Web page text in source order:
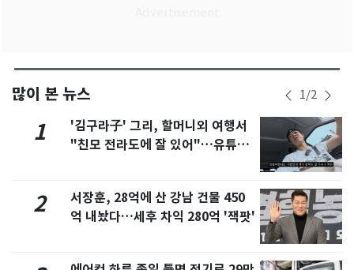
많이 본 뉴스 1/2
1
'김구라子' 그리, 할머니외 여행서
"친모 전라도에 잘 있어"…유튜브
2
서장훈, 28억에 산 강남 건물 450
억 내놨다…세후 차익 280억 '잭팟'